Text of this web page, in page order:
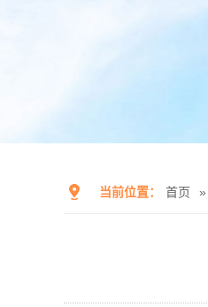
当前位置： 首页 »